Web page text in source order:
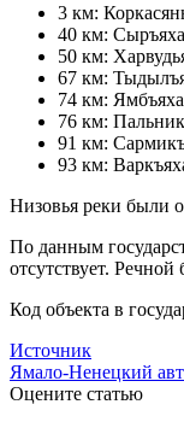
3 км:
40 км:
50 км:
67 км:
74 км:
76 км:
91 км:
93 км:
Низовья реки были
По данным
отсутствует.
Код объекта в
Источник
Ямало-Ненецкий
Оцените статью